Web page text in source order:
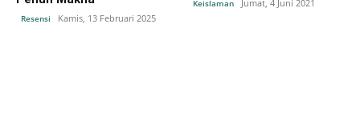
Resensi Kamis, 13 Februari 2025
Keislaman Jumat, 4 Juni 2021